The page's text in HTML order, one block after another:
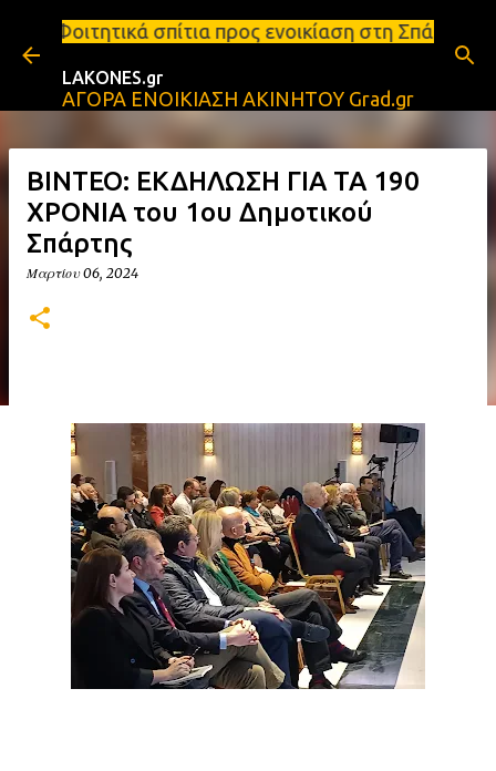
Μετάβαση στο κύριο περιεχόμενο
προς ενοικίαση στη Σπάρτη Ενοικιάσεις
LAKONES.gr
ΑΓΟΡΑ ΕΝΟΙΚΙΑΣΗ ΑΚΙΝΗΤΟΥ Grad.gr
ΒΙΝΤΕΟ: ΕΚΔΗΛΩΣΗ ΓΙΑ ΤΑ 190
ΧΡΟΝΙΑ του 1ου Δημοτικού
Σπάρτης
Μαρτίου 06, 2024